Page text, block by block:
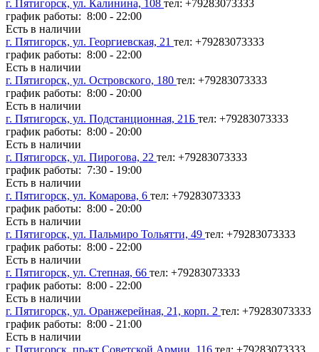
г. Пятигорск, ул. Калинина, 108 тел: +79283073333
график работы: 8:00 - 22:00
Есть в наличии
г. Пятигорск, ул. Георгиевская, 21 тел: +79283073333
график работы: 8:00 - 22:00
Есть в наличии
г. Пятигорск, ул. Островского, 180 тел: +79283073333
график работы: 8:00 - 20:00
Есть в наличии
г. Пятигорск, ул. Подстанционная, 21Б тел: +79283073333
график работы: 8:00 - 20:00
Есть в наличии
г. Пятигорск, ул. Пирогова, 22 тел: +79283073333
график работы: 7:30 - 19:00
Есть в наличии
г. Пятигорск, ул. Комарова, 6 тел: +79283073333
график работы: 8:00 - 20:00
Есть в наличии
г. Пятигорск, ул. Пальмиро Тольятти, 49 тел: +79283073333
график работы: 8:00 - 22:00
Есть в наличии
г. Пятигорск, ул. Степная, 66 тел: +79283073333
график работы: 8:00 - 22:00
Есть в наличии
г. Пятигорск, ул. Оранжерейная, 21, корп. 2 тел: +79283073333
график работы: 8:00 - 21:00
Есть в наличии
г. Пятигорск, пр-кт Советской Армии, 116 тел: +79283073333